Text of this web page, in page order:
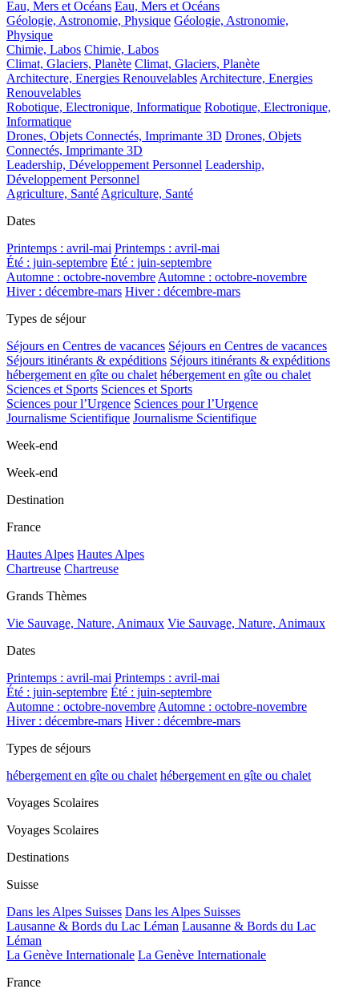
Eau, Mers et Océans Eau, Mers et Océans
Géologie, Astronomie, Physique Géologie, Astronomie,
Physique
Chimie, Labos Chimie, Labos
Climat, Glaciers, Planète Climat, Glaciers, Planète
Architecture, Energies Renouvelables Architecture, Energies
Renouvelables
Robotique, Electronique, Informatique Robotique, Electronique,
Informatique
Drones, Objets Connectés, Imprimante 3D Drones, Objets
Connectés, Imprimante 3D
Leadership, Développement Personnel Leadership,
Développement Personnel
Agriculture, Santé Agriculture, Santé
Dates
Printemps : avril-mai Printemps : avril-mai
Été : juin-septembre Été : juin-septembre
Automne : octobre-novembre Automne : octobre-novembre
Hiver : décembre-mars Hiver : décembre-mars
Types de séjour
Séjours en Centres de vacances Séjours en Centres de vacances
Séjours itinérants & expéditions Séjours itinérants & expéditions
hébergement en gîte ou chalet hébergement en gîte ou chalet
Sciences et Sports Sciences et Sports
Sciences pour l’Urgence Sciences pour l’Urgence
Journalisme Scientifique Journalisme Scientifique
Week-end
Week-end
Destination
France
Hautes Alpes Hautes Alpes
Chartreuse Chartreuse
Grands Thèmes
Vie Sauvage, Nature, Animaux Vie Sauvage, Nature, Animaux
Dates
Printemps : avril-mai Printemps : avril-mai
Été : juin-septembre Été : juin-septembre
Automne : octobre-novembre Automne : octobre-novembre
Hiver : décembre-mars Hiver : décembre-mars
Types de séjours
hébergement en gîte ou chalet hébergement en gîte ou chalet
Voyages Scolaires
Voyages Scolaires
Destinations
Suisse
Dans les Alpes Suisses Dans les Alpes Suisses
Lausanne & Bords du Lac Léman Lausanne & Bords du Lac
Léman
La Genève Internationale La Genève Internationale
France